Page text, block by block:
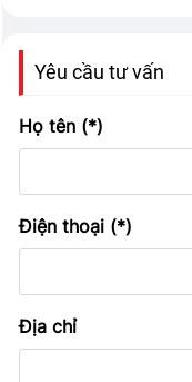
Yêu cầu tư vấn
Họ tên (*)
Điện thoại (*)
Địa chỉ